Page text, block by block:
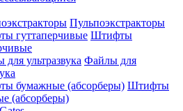
Пульпоэкстракторы
Штифты
Файлы для
Штифты
(абсорберы)